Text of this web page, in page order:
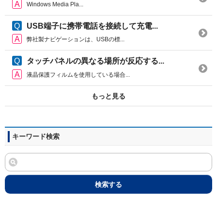
Windows Media Pla...
USB端子に携帯電話を接続して充電...
弊社製ナビゲーションは、USBの標...
タッチパネルの異なる場所が反応する...
液晶保護フィルムを使用している場合...
もっと見る
キーワード検索
検索する